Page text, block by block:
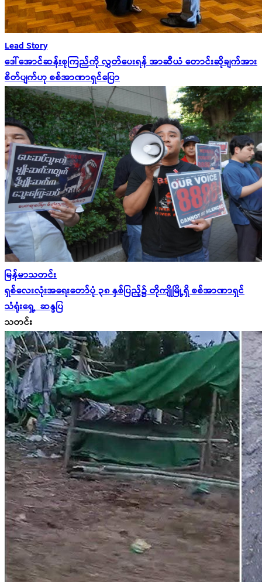
Lead Story
ဒေါ်အောင်ဆန်းစုကြည်ကို လွှတ်ပေးရန် အာဆီယံ တောင်းဆိုချက်အား
စိတ်ပျက်ဟု စစ်အာဏာရှင်ပြော
မြန်မာသတင်း
ရှစ်လေးလုံးအရေးတော်ပုံ ၃၈ နှစ်ပြည့်၌ တိုကျိုမြို့ရှိ စစ်အာဏာရှင်
သံရုံး‌ရှေ့ ဆန္ဒပြ
သတင်း